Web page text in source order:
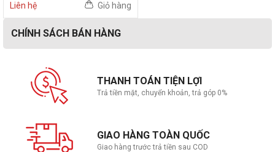
Liên hệ Giỏ hàng
CHÍNH SÁCH BÁN HÀNG
THANH TOÁN TIỆN LỢI
Trả tiền mặt, chuyển khoản, trả góp 0%
GIAO HÀNG TOÀN QUỐC
Giao hàng trước trả tiền sau COD